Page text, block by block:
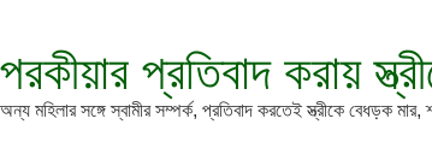
পরকীয়ার প্রতিবাদ করায়
অন্য মহিলার সঙ্গে স্বামীর সম্পর্ক, প্রতিবাদ করতেই স্ত্রীকে বেধড়ক